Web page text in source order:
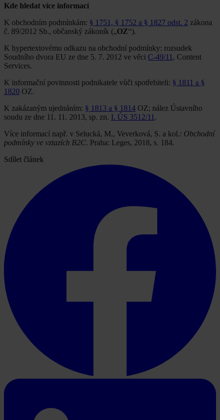
Kde hledat více informací
K obchodním podmínkám: § 1751, § 1752 a § 1827 odst. 2 zákona
č. 89/2012 Sb., občanský zákoník („OZ“).
K hypertextovému odkazu na obchodní podmínky: rozsudek
Soudního dvora EU ze dne 5. 7. 2012 ve věci C-49/11 , Content
Services.
K informační povinnosti podnikatele vůči spotřebiteli: § 1811 a §
1820 OZ.
K zakázaným ujednáním: § 1813 a § 1814 OZ; nález Ústavního
soudu ze dne 11. 11. 2013, sp. zn. I. ÚS 3512/11 .
Více informací např. v Selucká, M., Veverková, S. a kol.: Obchodní
podmínky ve vztazích B2C. Praha: Leges, 2018, s. 184.
Sdílet článek